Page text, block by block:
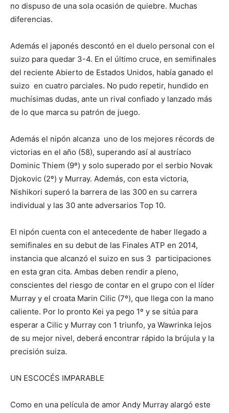
no dispuso de una sola ocasión de quiebre. Muchas
diferencias.
Además el japonés descontó en el duelo personal con el
suizo para quedar 3-4. En el último cruce, en semifinales
del reciente Abierto de Estados Unidos, había ganado el
suizo en cuatro parciales. No pudo repetir, hundido en
muchísimas dudas, ante un rival confiado y lanzado más
de lo que marca su patrón de juego.
Además el nipón alcanza uno de los mejores récords de
victorias en el año (58), superando así al austríaco
Dominic Thiem (9º) y solo superado por el serbio Novak
Djokovic (2º) y Murray. Además, con esta victoria,
Nishikori superó la barrera de las 300 en su carrera
individual y las 30 ante adversarios Top 10.
El nipón cuenta con el antecedente de haber llegado a
semifinales en su debut de las Finales ATP en 2014,
instancia que alcanzó el suizo en sus 3 participaciones
en esta gran cita. Ambas deben rendir a pleno,
conscientes del riesgo de contar en el grupo con el líder
Murray y el croata Marin Cilic (7º), que llega con la mano
caliente. Por lo pronto Kei ya pego 1º y se sitúa para
esperar a Cilic y Murray con 1 triunfo, ya Wawrinka lejos
de su mejor nivel, deberá encontrar rápido la brújula y la
precisión suiza.
UN ESCOCÉS IMPARABLE
Como en una película de amor Andy Murray alargó este